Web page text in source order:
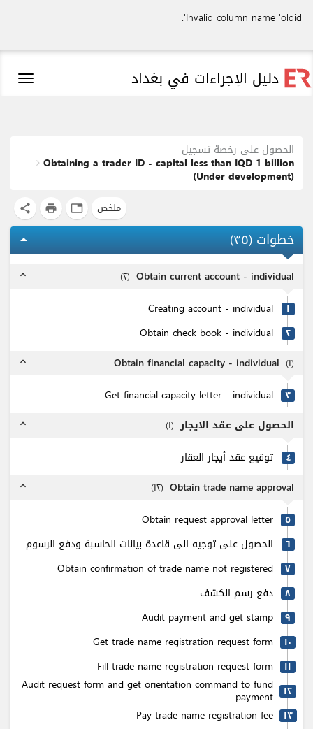
Invalid column name 'oldid'.
دليل الإجراءات في بغداد
الحصول على رخصة تسجيل
Obtaining a trader ID - capital less than IQD 1 billion
(Under development)
ملخص tab
print
share
خطوات (٣٥)
arrow_drop_up
Obtain current account - individual
(٢)
expand_less
۱ Creating account - individual
٢
Obtain check book - individual
Obtain financial capacity - individual (۱)
expand_less
٣
Get financial capacity letter - individual
الحصول على عقد الايجار (۱)
expand_less
٤
توقيع عقد أيجار العقار
Obtain trade name approval
(۱٢)
expand_less
٥ Obtain request approval letter
٦ الحصول على توجيه الى قاعدة بيانات الحاسبة ودفع الرسوم
٧ Obtain confirmation of trade name not registered
٨ دفع رسم الكشف
٩ Audit payment and get stamp
۱٠ Get trade name registration request form
۱۱ Fill trade name registration request form
۱٢ Audit request form and get orientation command to fund
payment
۱٣ Pay trade name registration fee